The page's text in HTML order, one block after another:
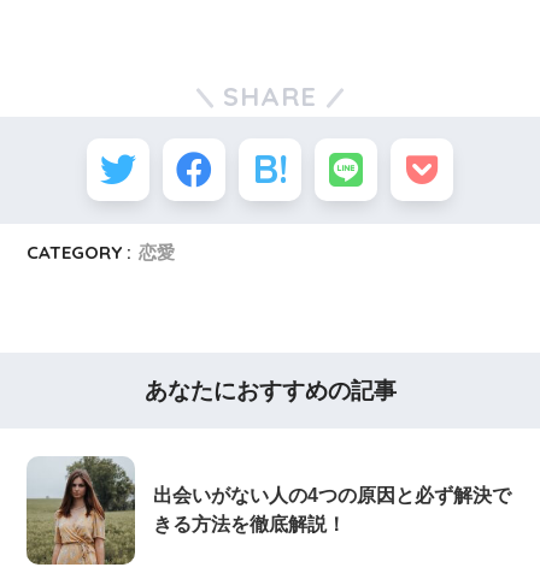
SHARE
CATEGORY : 恋愛
あなたにおすすめの記事
出会いがない人の4つの原因と必ず解決で
きる方法を徹底解説！